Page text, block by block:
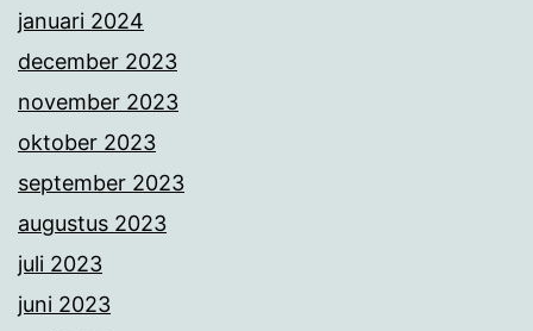
januari 2024
december 2023
november 2023
oktober 2023
september 2023
augustus 2023
juli 2023
juni 2023